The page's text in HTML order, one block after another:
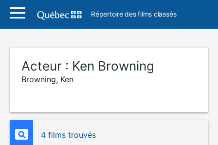
Répertoire des films classés
Acteur : Ken Browning
Browning, Ken
4 films trouvés